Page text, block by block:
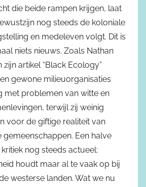
die beide rampen krijgen, laat
nog steeds de koloniale
en medeleven volgt. Dit is
niets nieuws. Zoals Nathan
zijn artikel “Black Ecology”
gewone milieuorganisaties
met problemen van witte en
terwijl zij weinig
voor de giftige realiteit van
gemeenschappen. Een halve
nog steeds actueel:
houdt maar al te vaak op bij
westerse landen. Wat we nu